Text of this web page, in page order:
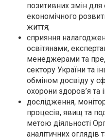
позитивних змін для
економічного
життя;
сприяння
освітянами,
менеджерами та
сектору України та
обміном досвіду у
охорони здоров’я та
дослідження,
процесів, явищ та
метою діяльності
аналітичних оглядів